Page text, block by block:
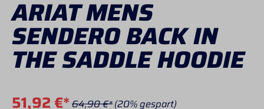
ARIAT MENS
SENDERO BACK IN
THE SADDLE HOODIE
51,92 €* 64,90 €*(20% gespart)